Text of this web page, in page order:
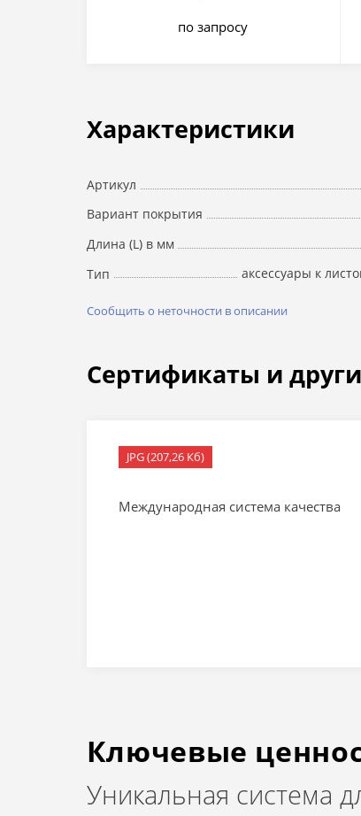
по запросу
Характеристики
Артикул
Вариант покрытия
Длина (L) в мм
Тип
аксессуары к
Сообщить о неточности в описании
Сертификаты и
JPG (207,26 Кб)
Международная система качества
Ключевые
Уникальная система